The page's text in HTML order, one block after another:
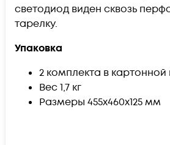
светодиод виден сквозь
тарелку.
Упаковка
2 комплекта в
Вес 1,7 кг
Размеры 455x460x125 мм